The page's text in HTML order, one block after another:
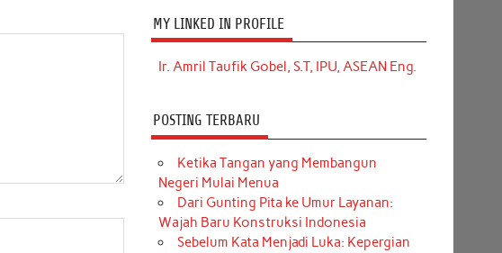
MY LINKED IN PROFILE
Ir. Amril Taufik Gobel, S.T, IPU, ASEAN Eng.
POSTING TERBARU
Ketika Tangan yang Membangun
Negeri Mulai Menua
Dari Gunting Pita ke Umur Layanan:
Wajah Baru Konstruksi Indonesia
Sebelum Kata Menjadi Luka: Kepergian